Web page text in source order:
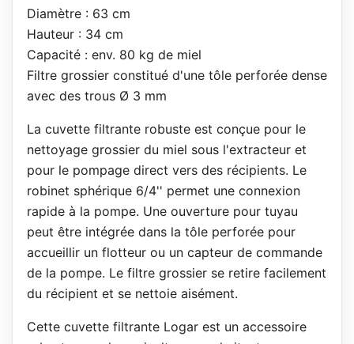
Diamètre : 63 cm
Hauteur : 34 cm
Capacité : env. 80 kg de miel
Filtre grossier constitué d'une tôle perforée dense
avec des trous Ø 3 mm
La cuvette filtrante robuste est conçue pour le
nettoyage grossier du miel sous l'extracteur et
pour le pompage direct vers des récipients. Le
robinet sphérique 6/4'' permet une connexion
rapide à la pompe. Une ouverture pour tuyau
peut être intégrée dans la tôle perforée pour
accueillir un flotteur ou un capteur de commande
de la pompe. Le filtre grossier se retire facilement
du récipient et se nettoie aisément.
Cette cuvette filtrante Logar est un accessoire